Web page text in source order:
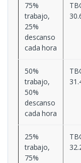
75%
trabajo,
25%
descanso
cada hora
50%
trabajo,
50%
descanso
cada hora
25%
trabajo,
75%